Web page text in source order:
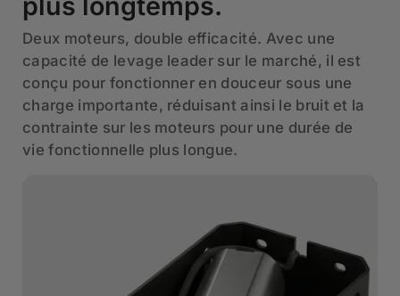
Deux moteurs, double efficacité. Avec une
capacité de levage leader sur le marché, il est
conçu pour fonctionner en douceur sous une
charge importante, réduisant ainsi le bruit et la
contrainte sur les moteurs pour une durée de
vie fonctionnelle plus longue.